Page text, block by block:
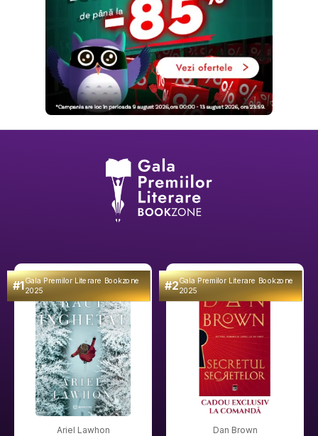
#1Gala Premilor Literare Bookzone
2025
Ariel Lawhon
#2Gala Premilor Literare Bookzone
2025
Dan Brown